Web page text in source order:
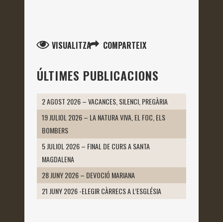
VISUALITZA COMPARTEIX
ÚLTIMES PUBLICACIONS
2 AGOST 2026 – VACANCES, SILENCI, PREGÀRIA
19 JULIOL 2026 – LA NATURA VIVA, EL FOC, ELS
BOMBERS
5 JULIOL 2026 – FINAL DE CURS A SANTA
MAGDALENA
28 JUNY 2026 – DEVOCIÓ MARIANA
21 JUNY 2026 -ELEGIR CÀRRECS A L’ESGLÉSIA